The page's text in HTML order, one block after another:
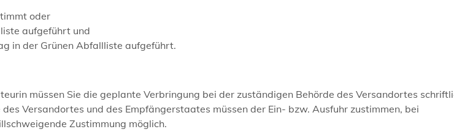
oder
aufgeführt und
in der Grünen Abfallliste aufgeführt.
müssen Sie die geplante Verbringung bei der zuständigen Behörde des Versandortes
des Versandortes und des Empfängerstaates müssen der Ein- bzw. Ausfuhr zustimmen, bei
Zustimmung möglich.